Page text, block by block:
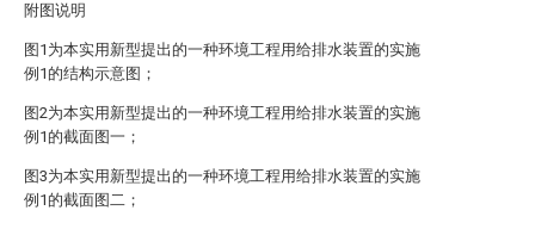
附图说明
图1为本实用新型提出的一种环境工程用给排水装置的实施
例1的结构示意图；
图2为本实用新型提出的一种环境工程用给排水装置的实施
例1的截面图一；
图3为本实用新型提出的一种环境工程用给排水装置的实施
例1的截面图二；